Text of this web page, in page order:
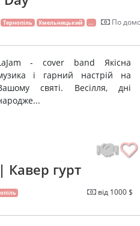
Тернопіль Хмельницький ... По
- cover band Якісна
і гарний настрій на
святі. Весілля, дні
Кавер гурт
від 1000 $